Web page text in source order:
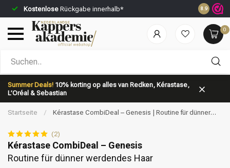
Kostenlose Rückgabe innerhalb* Vor 23:59
8.9
0
Summer Deals! 10% korting op alles van Redken, Kérastase,
L’Oréal & Sebastian
Nach welcher Kategorie suchst du?
Marken Haarpflege
Startseite /
Kérastase CombiDeal – Genesis | Routine für dünner
(2)
Kérastase CombiDeal – Genesis
Routine für dünner werdendes Haar